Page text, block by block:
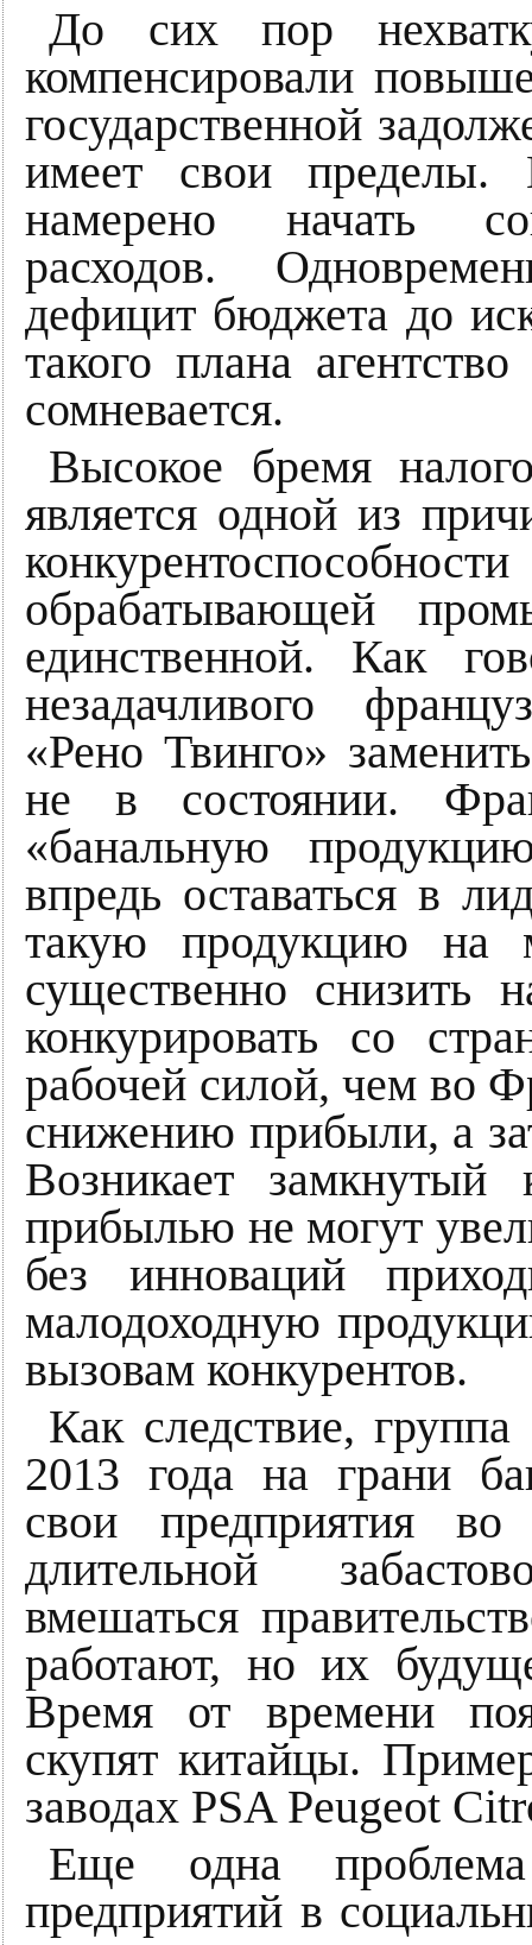
До сих пор
компенсировали
государственной
имеет свои пределы.
намерено начать
расходов.
дефицит бюджета до
такого плана агентство
сомневается.
Высокое бремя
является одной из
обрабатывающей
единственной. Как
незадачливого
«Рено Твинго»
не в состоянии.
«банальную
впредь оставаться в
такую продукцию на
существенно снизить
конкурировать со
рабочей силой, чем во
снижению прибыли, а
Возникает замкнутый
прибылью не могут
без инноваций
малодоходную
вызовам конкурентов.
Как следствие,
2013 года на грани
свои предприятия
длительной
вмешаться
работают, но их
Время от времени
скупят китайцы.
заводах PSA Peugeot
Еще одна
предприятий в